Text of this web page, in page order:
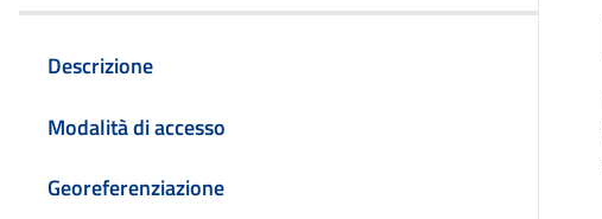
Descrizione
Modalità di accesso
Georeferenziazione